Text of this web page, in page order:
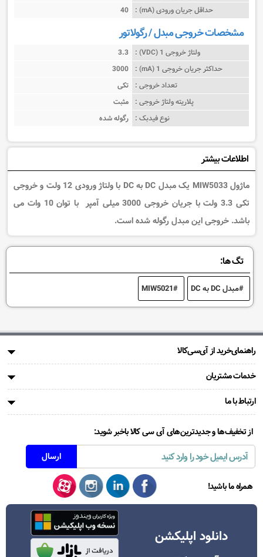
حداقل جریان ورودی (mA) :
40
مشخصات خروجی مبدل / رگولاتور
ولتاژ خروجی 1 (VDC) :
3.3
حداکثر جریان خروجی 1 (mA) :
3000
تعداد خروجی : تکی
پلاریته ولتاژ خروجی : مثبت
نوع فیدبک : رگوله شده
اطلاعات بیشتر
ماژول MIW5033 یک مبدل DC به DC با ولتاژ ورودی 12 ولت و خروجی
تکی 3.3 ولت با جریان خروجی 3000 میلی آمپر
با توان 10 وات می
باشد. خروجی این مبدل رگوله شده است.
تگ ها:
مبدل DC به DC MIW5021
راهنمای‌خرید از آی‌سی‌کالا
خدمات مشتریان
ارتباط با ما
از تخفیف‌ها و جدیدترین‌های آی سی کالا باخبر شوید:
همراه ما باشید!
دانلود اپلیکشن